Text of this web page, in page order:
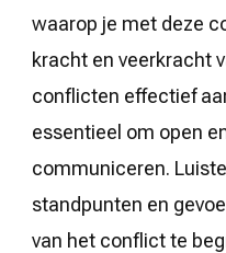
waarop je met deze
kracht en veerkracht
conflicten effectief
essentieel om open
communiceren.
standpunten en
van het conflict te